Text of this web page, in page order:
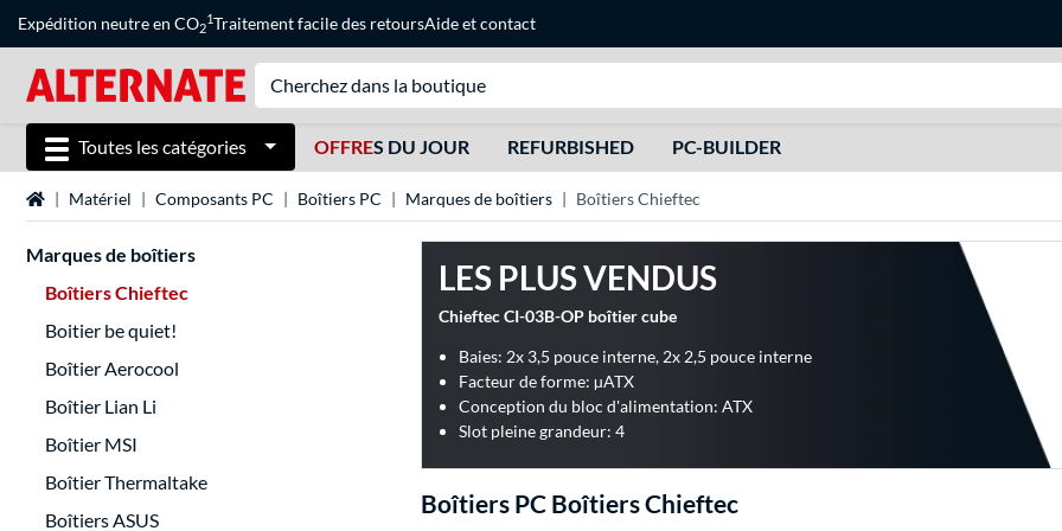
Expédition neutre en CO2
1Traitement facile des retoursAideetcontact
Toutes les catégories OFFRES DU JOUR REFURBISHED PC-BUILDER
Page d'accueil
Matériel Composants PC Boîtiers PC Marques de boîtiers Boîtiers Chieftec
Marques de boîtiers
Boîtiers Chieftec
Boitier be quiet!
Boîtier Aerocool
Boîtier Lian Li
Boîtier MSI
Boîtier Thermaltake
Boîtiers ASUS
LES PLUS VENDUS
Chieftec CI-03B-OP boîtier cube
Baies: 2x 3,5 pouce interne, 2x 2,5 pouce interne
Facteur de forme: µATX
Conception du bloc d'alimentation: ATX
Slot pleine grandeur: 4
Boîtiers PC Boîtiers Chieftec